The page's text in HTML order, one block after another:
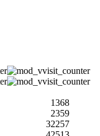
1368
2359
32257